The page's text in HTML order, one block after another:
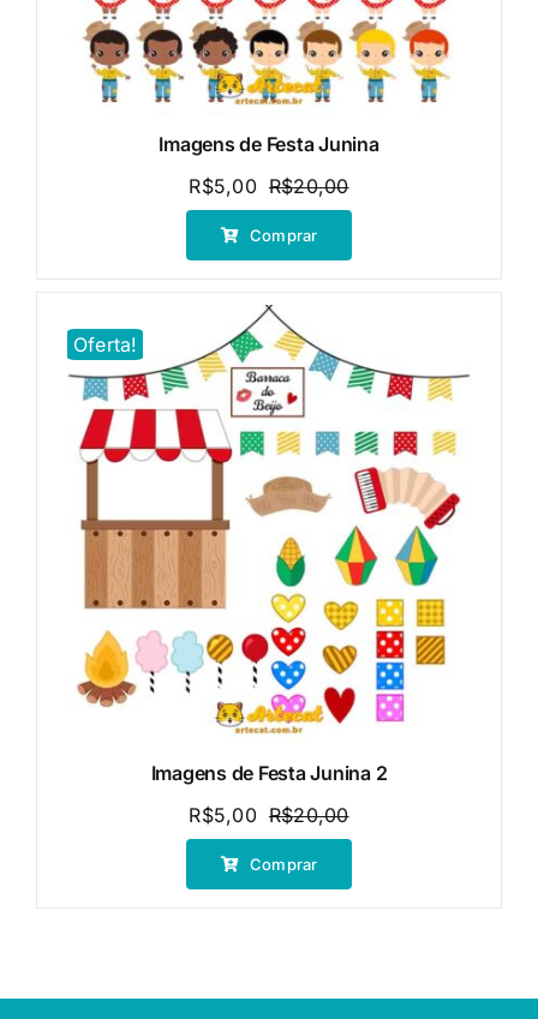
Imagens de Festa Junina
R$20,00O
preço
era:
R$5,00
O
preço
é:
Comprar
Oferta!
Imagens de Festa Junina 2
R$20,00O
preço
era:
R$5,00
O
preço
é:
Comprar